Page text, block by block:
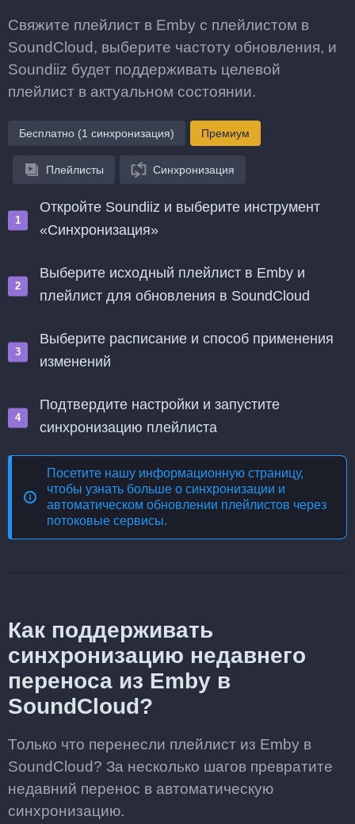
Свяжите плейлист в Emby с плейлистом в
SoundCloud, выберите частоту обновления, и
Soundiiz будет поддерживать целевой
плейлист в актуальном состоянии.
Бесплатно (1 синхронизация) Премиум
Плейлисты Синхронизация
Откройте Soundiiz и выберите инструмент
«Синхронизация»
Выберите исходный плейлист в Emby и
плейлист для обновления в SoundCloud
Выберите расписание и способ применения
изменений
Подтвердите настройки и запустите
синхронизацию плейлиста
Посетите нашу информационную страницу,
чтобы узнать больше о синхронизации и
автоматическом обновлении плейлистов через
потоковые сервисы.
Как поддерживать
синхронизацию недавнего
переноса из Emby в
SoundCloud?
Только что перенесли плейлист из Emby в
SoundCloud? За несколько шагов превратите
недавний перенос в автоматическую
синхронизацию.